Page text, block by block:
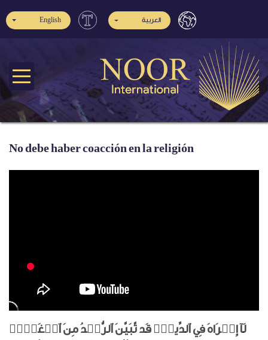
العربية English
No debe haber coacción en la religión
لَآ إِكۡرَاهَ فِي ٱلدِّينِۖ قَد تَّبَيَّنَ ٱلرُّشۡدُ مِنَ ٱلۡغَيِّۚ